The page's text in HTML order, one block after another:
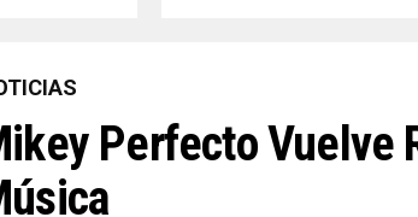
Perfecto Vuelve